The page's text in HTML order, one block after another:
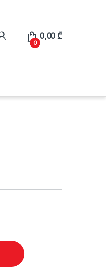
0
0,00 ₾